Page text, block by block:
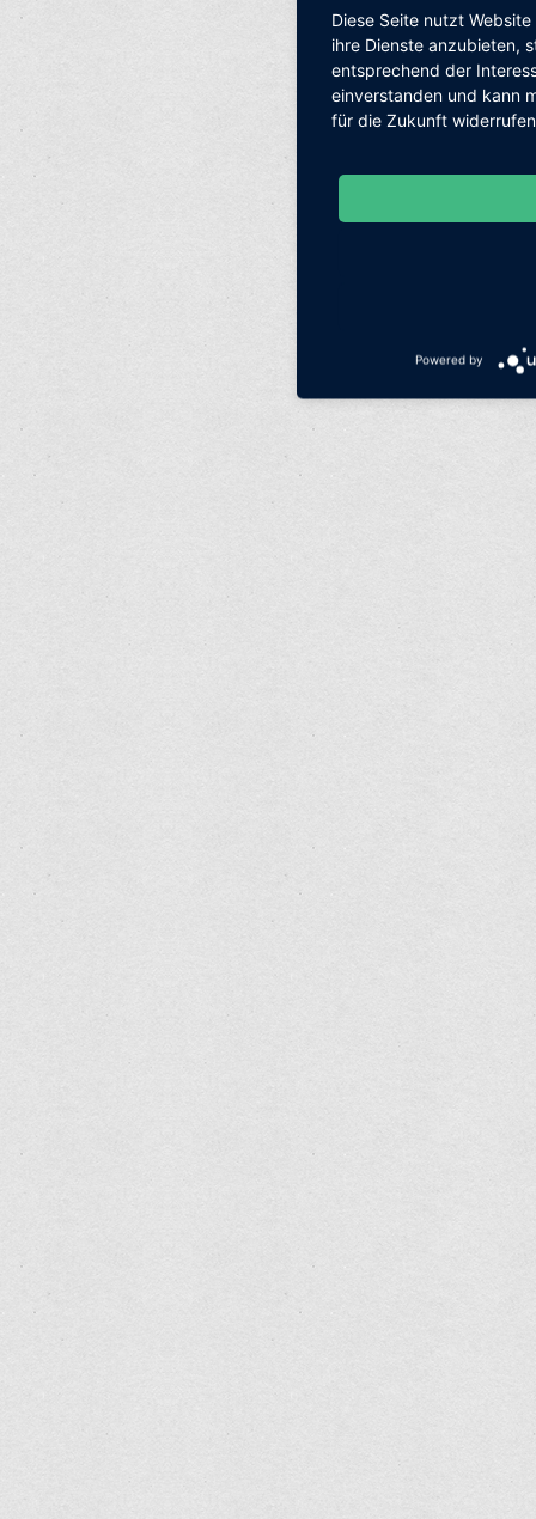
Diese Seite nutzt
ihre Dienste anzubieten,
entsprechend der
einverstanden und kann
für die Zukunft
Powered by